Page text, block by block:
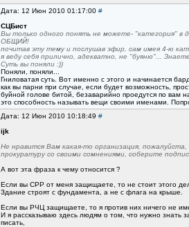
Дата: 12 Июн 2010 01:17:00 #
СЦБист
Вы только одного понять не можете- "категория" в
ОБЩИЙ!
почитав эту тему и послушав эфир, сам имея 4-ю
я веду себя прилично, адекватно, не "буяню"...
Суть вы поняли :))
Поняли, поняли...
Гниловатая суть. Вот именно с этого и начинается
как вы парни при случае, если будет возможность,
буйной голове битой, безаварийно проедутся по вам
это способность называть вещи своими именами.
Дата: 12 Июн 2010 10:18:49 #
ijk
Не нравится Вам какая-то организация,
прокуратуру со своими сомнениями, соберите
А вот эта фраза к чему относится ?
Если вы СРР от меня защищаете, то не стоит этого
Здание строят с фундамента, а не с флага на крыше.
Если вы РЧЦ защищаете, то я против них ничего не
И я рассказываю здесь людям о том, что нужно знать
писать,